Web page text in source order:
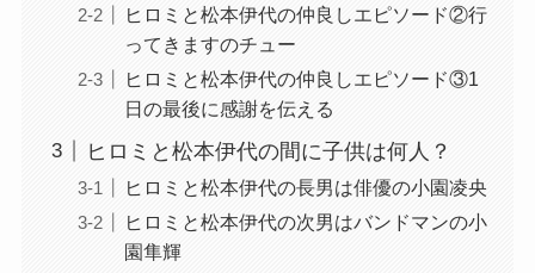
ヒロミと松本伊代の仲良しエピソード②行
ってきますのチュー
ヒロミと松本伊代の仲良しエピソード③1
日の最後に感謝を伝える
ヒロミと松本伊代の間に子供は何人？
ヒロミと松本伊代の長男は俳優の小園凌央
ヒロミと松本伊代の次男はバンドマンの小
園隼輝